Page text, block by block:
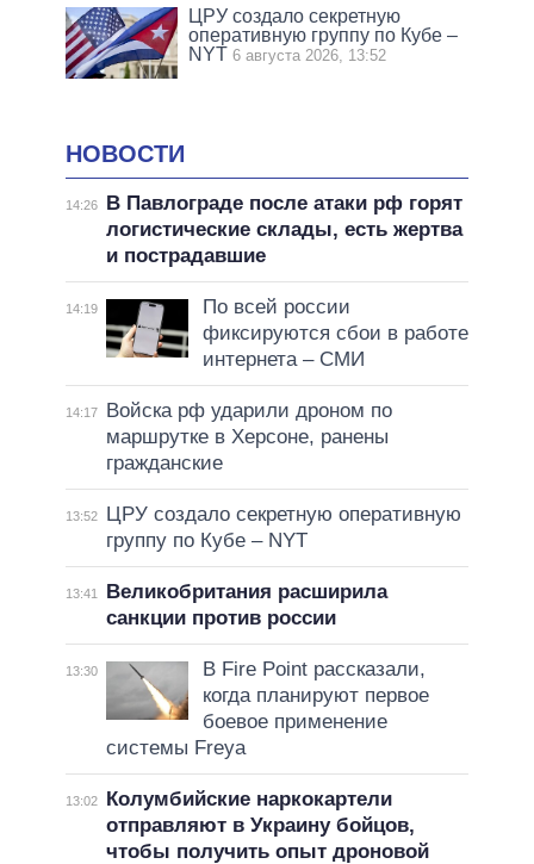
ЦРУ создало секретную
оперативную группу по Кубе –
NYT 6 августа 2026, 13:52
НОВОСТИ
14:26
В Павлограде после атаки рф горят
логистические склады, есть жертва
и пострадавшие
14:19
По всей россии
фиксируются сбои в работе
интернета – СМИ
14:17
Войска рф ударили дроном по
маршрутке в Херсоне, ранены
гражданские
13:52
ЦРУ создало секретную оперативную
группу по Кубе – NYT
13:41
Великобритания расширила
санкции против россии
13:30
В Fire Point рассказали,
когда планируют первое
боевое применение
системы Freya
13:02
Колумбийские наркокартели
отправляют в Украину бойцов,
чтобы получить опыт дроновой